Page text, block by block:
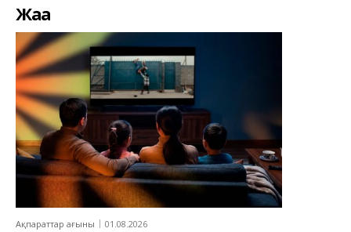
Жаңа
Ақпараттар ағыны 01.08.2026